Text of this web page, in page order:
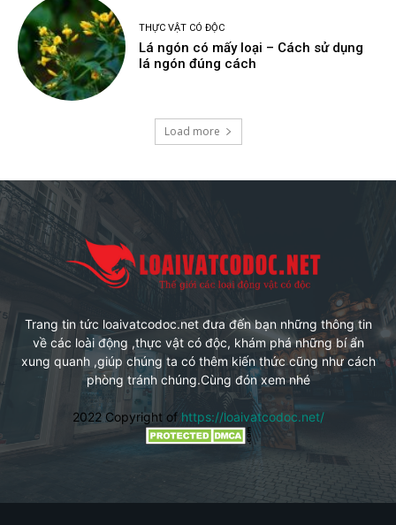
THỰC VẬT CÓ ĐỘC
Lá ngón có mấy loại – Cách sử dụng
lá ngón đúng cách
Load more
Trang tin tức loaivatcodoc.net đưa đến bạn những thông tin
về các loài động ,thực vật có độc, khám phá những bí ẩn
xung quanh ,giúp chúng ta có thêm kiến thức cũng như cách
phòng tránh chúng.Cùng đón xem nhé
2022 Copyright of https://loaivatcodoc.net/